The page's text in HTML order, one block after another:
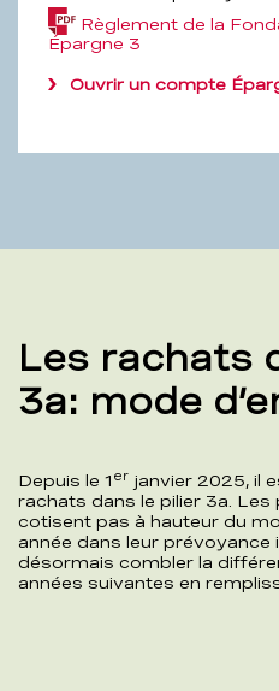
Règlement de la
Épargne 3
KB)
Ouvrir un compte
Les rachats
3a: mode
Depuis le 1 er janvier 2025, il
rachats dans le pilier 3a.
cotisent pas à hauteur du
année dans leur prévoyance
désormais combler la
années suivantes en